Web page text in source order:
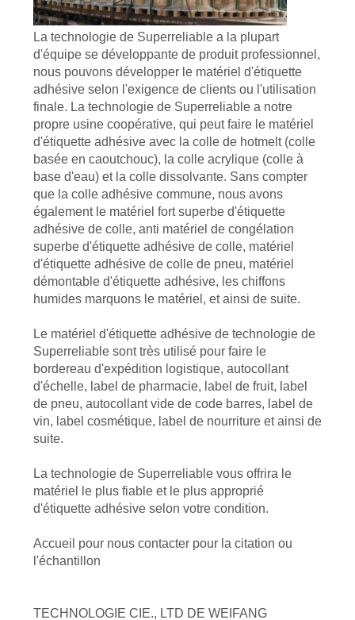
DEMANDEZ
UNE
CITATION
PLAN
SITE
PRIVACY
POLICY
La technologie de Superreliable a la plupart
d'équipe se développante de produit professionnel,
nous pouvons développer le matériel d'étiquette
adhésive selon l'exigence de clients ou l'utilisation
finale. La technologie de Superreliable a notre
propre usine coopérative, qui peut faire le matériel
d'étiquette adhésive avec la colle de hotmelt (colle
basée en caoutchouc), la colle acrylique (colle à
base d'eau) et la colle dissolvante. Sans compter
que la colle adhésive commune, nous avons
également le matériel fort superbe d'étiquette
adhésive de colle, anti matériel de congélation
superbe d'étiquette adhésive de colle, matériel
d'étiquette adhésive de colle de pneu, matériel
démontable d'étiquette adhésive, les chiffons
humides marquons le matériel, et ainsi de suite.
Le matériel d'étiquette adhésive de technologie de
Superreliable sont très utilisé pour faire le
bordereau d'expédition logistique, autocollant
d'échelle, label de pharmacie, label de fruit, label
de pneu, autocollant vide de code barres, label de
vin, label cosmétique, label de nourriture et ainsi de
suite.
La technologie de Superreliable vous offrira le
matériel le plus fiable et le plus approprié
d'étiquette adhésive selon votre condition.
Accueil pour nous contacter pour la citation ou
l'échantillon
TECHNOLOGIE CIE., LTD DE WEIFANG